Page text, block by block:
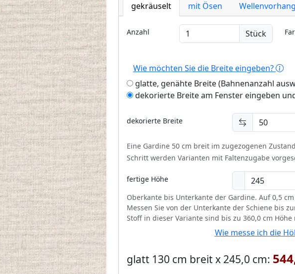
gekräuselt mit Ösen Wellenvorhang
Anzahl Stück
Wie möchten Sie die Breite eingeben?
glatte, genähte Breite (Bahnenanzahl
dekorierte Breite am Fenster eingeben
dekorierte Breite
Eine Gardine 50 cm breit im zugezogenen
Schritt werden Varianten mit Faltenzugabe
fertige Höhe
Oberkante bis Unterkante der Gardine. Auf 0,5
Messen Sie von der Unterkante der Schiene bis
Stoff in dieser Variante sind bis zu 360,0 cm Höhe
Wie messe ich die
glatt 130 cm breit x 245,0 cm: